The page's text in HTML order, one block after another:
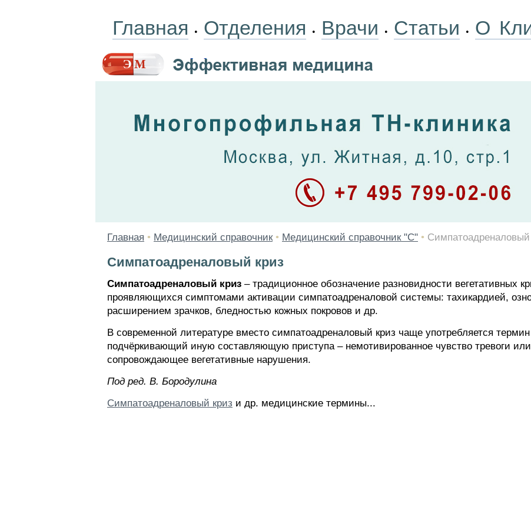
Главная • Отделения • Врачи • Статьи • О
Главная • Медицинский справочник • Медицинский справочник "С" • Симпатоадреналовый
Симпатоадреналовый криз
Симпатоадреналовый криз – традиционное обозначение разновидности вегетативных
проявляющихся симптомами активации симпатоадреналовой системы: тахикардией,
расширением зрачков, бледностью кожных покровов и др.
В современной литературе вместо симпатоадреналовый криз чаще употребляется термин
подчёркивающий иную составляющую приступа – немотивированное чувство тревоги
сопровождающее вегетативные нарушения.
Пoд peд. B. Бopoдyлинa
Симпатоадреналовый криз и др. медицинские термины...